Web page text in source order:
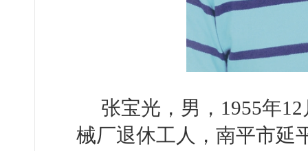
张宝光，男，1955年
械厂退休工人，南平市延